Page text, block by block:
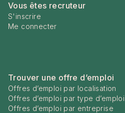
Vous êtes recruteur
S'inscrire
Me connecter
Trouver une offre d’emploi
Offres d’emploi par localisation
Offres d’emploi par type d’emploi
Offres d’emploi par entreprise